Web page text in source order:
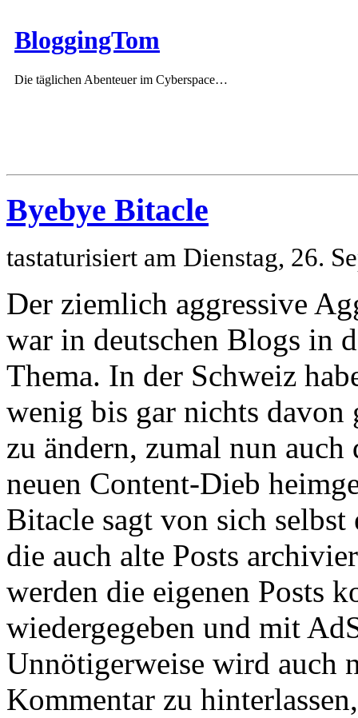
BloggingTom
Die täglichen Abenteuer im Cyberspace…
Byebye Bitacle
tastaturisiert am Dienstag, 26.
Der ziemlich aggressive
war in deutschen Blogs in
Thema. In der Schweiz
wenig bis gar nichts davon
zu ändern, zumal nun
neuen Content-Dieb
Bitacle sagt von sich
die auch alte Posts
werden die eigenen Posts
wiedergegeben und mit
Unnötigerweise wird auch
Kommentar zu